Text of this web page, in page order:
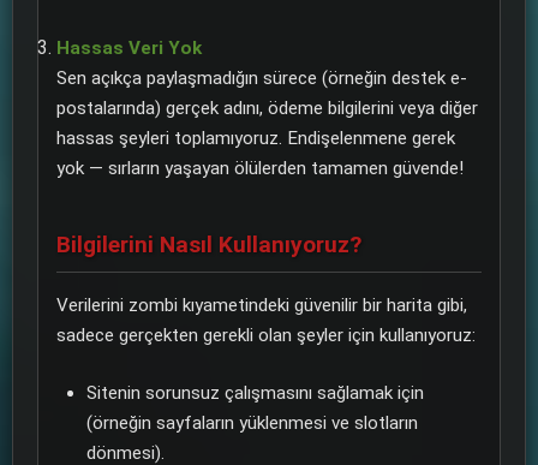
Hassas Veri Yok
Sen açıkça paylaşmadığın sürece (örneğin destek e-
postalarında) gerçek adını, ödeme bilgilerini veya diğer
hassas şeyleri toplamıyoruz. Endişelenmene gerek
yok — sırların yaşayan ölülerden tamamen güvende!
Bilgilerini Nasıl Kullanıyoruz?
Verilerini zombi kıyametindeki güvenilir bir harita gibi,
sadece gerçekten gerekli olan şeyler için kullanıyoruz:
Sitenin sorunsuz çalışmasını sağlamak için
(örneğin sayfaların yüklenmesi ve slotların
dönmesi).